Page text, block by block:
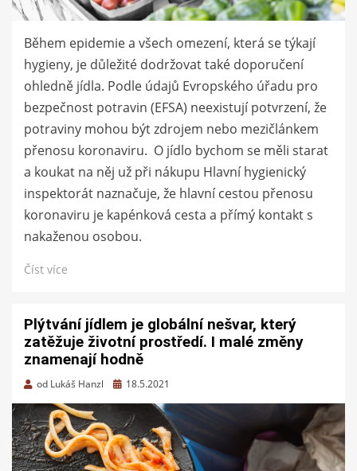
Během epidemie a všech omezení, která se týkají
hygieny, je důležité dodržovat také doporučení
ohledně jídla. Podle údajů Evropského úřadu pro
bezpečnost potravin (EFSA) neexistují potvrzení, že
potraviny mohou být zdrojem nebo mezičlánkem
přenosu koronaviru. O jídlo bychom se měli starat
a koukat na něj už při nákupu Hlavní hygienický
inspektorát naznačuje, že hlavní cestou přenosu
koronaviru je kapénková cesta a přímý kontakt s
nakaženou osobou.
Číst více
Plýtvání jídlem je globální nešvar, který
zatěžuje životní prostředí. I malé změny
znamenají hodně
od Lukáš Hanzl
Zveřejněno
18.5.2021